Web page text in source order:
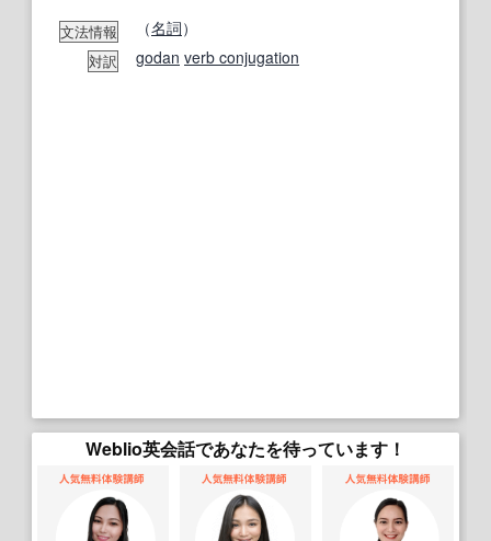
文法情報 （名詞）
対訳 godan verb conjugation
Weblio英会話であなたを待っています！